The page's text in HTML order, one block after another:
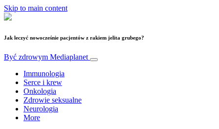
Skip to main content
Jak leczyć nowocześnie pacjentów z rakiem jelita grubego?
Być zdrowym Mediaplanet
Immunologia
Serce i krew
Onkologia
Zdrowie seksualne
Neurologia
More